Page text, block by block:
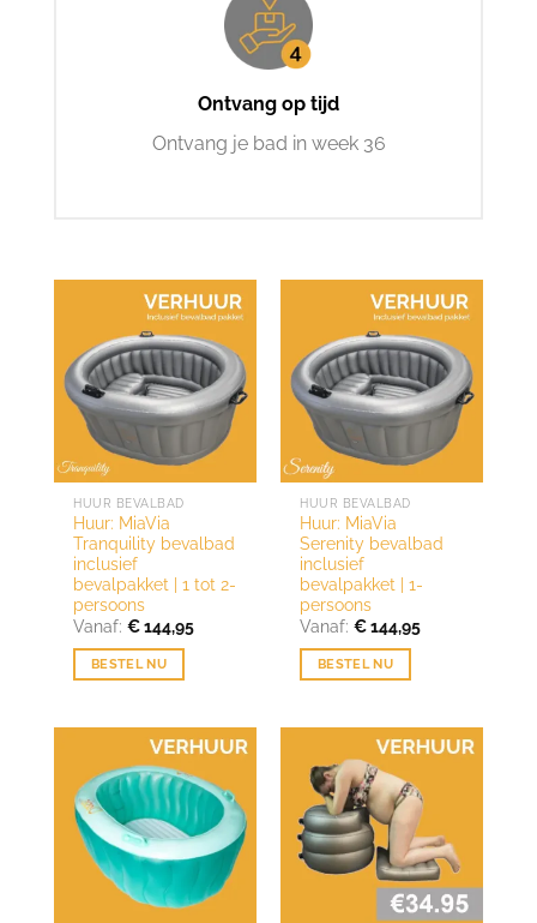
Ontvang op tijd
Ontvang je bad in week 36
HUUR BEVALBAD
Huur: MiaVia
Tranquility bevalbad
inclusief
bevalpakket | 1 tot 2-
persoons
Vanaf:€144,95
BESTEL NU
HUUR BEVALBAD
Huur: MiaVia
Serenity bevalbad
inclusief
bevalpakket | 1-
persoons
Vanaf:€144,95
BESTEL NU